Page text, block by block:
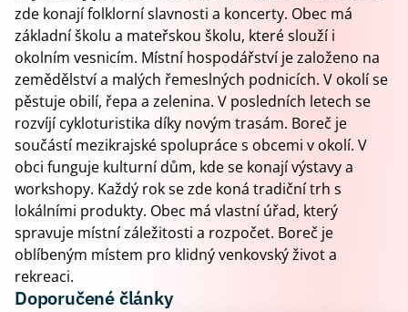
zde konají folklorní slavnosti a koncerty. Obec má
základní školu a mateřskou školu, které slouží i
okolním vesnicím. Místní hospodářství je založeno na
zemědělství a malých řemeslných podnicích. V okolí se
pěstuje obilí, řepa a zelenina. V posledních letech se
rozvíjí cykloturistika díky novým trasám. Boreč je
součástí mezikrajské spolupráce s obcemi v okolí. V
obci funguje kulturní dům, kde se konají výstavy a
workshopy. Každý rok se zde koná tradiční trh s
lokálními produkty. Obec má vlastní úřad, který
spravuje místní záležitosti a rozpočet. Boreč je
oblíbeným místem pro klidný venkovský život a
rekreaci.
Doporučené články